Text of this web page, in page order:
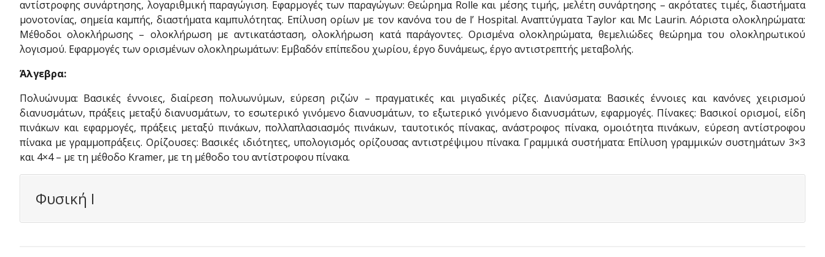
αντίστροφης συνάρτησης, λογαριθμική παραγώγιση. Εφαρμογές των παραγώγων: Θεώρημα Rolle και μέσης τιμής, μελέτη συνάρτησης – ακρότατες τιμές, διαστήματα
μονοτονίας, σημεία καμπής, διαστήματα καμπυλότητας. Επίλυση ορίων με τον κανόνα του de l’ Hospital. Αναπτύγματα Taylor και Mc Laurin. Αόριστα ολοκληρώματα:
Μέθοδοι ολοκλήρωσης – ολοκλήρωση με αντικατάσταση, ολοκλήρωση κατά παράγοντες. Ορισμένα ολοκληρώματα, θεμελιώδες θεώρημα του ολοκληρωτικού
λογισμού. Εφαρμογές των ορισμένων ολοκληρωμάτων: Εμβαδόν επίπεδου χωρίου, έργο δυνάμεως, έργο αντιστρεπτής μεταβολής.
Άλγεβρα:
Πολυώνυμα: Βασικές έννοιες, διαίρεση πολυωνύμων, εύρεση ριζών – πραγματικές και μιγαδικές ρίζες. Διανύσματα: Βασικές έννοιες και κανόνες χειρισμού
διανυσμάτων, πράξεις μεταξύ διανυσμάτων, το εσωτερικό γινόμενο διανυσμάτων, το εξωτερικό γινόμενο διανυσμάτων, εφαρμογές. Πίνακες: Βασικοί ορισμοί, είδη
πινάκων και εφαρμογές, πράξεις μεταξύ πινάκων, πολλαπλασιασμός πινάκων, ταυτοτικός πίνακας, ανάστροφος πίνακα, ομοιότητα πινάκων, εύρεση αντίστροφου
πίνακα με γραμμοπράξεις. Ορίζουσες: Βασικές ιδιότητες, υπολογισμός ορίζουσας αντιστρέψιμου πίνακα. Γραμμικά συστήματα: Επίλυση γραμμικών συστημάτων 3×3
και 4×4 – με τη μέθοδο Kramer, με τη μέθοδο του αντίστροφου πίνακα.
Φυσική Ι